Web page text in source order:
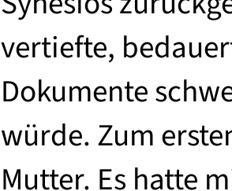
vertiefte,
Dokumente
würde. Zum
Mutter. Es hatte